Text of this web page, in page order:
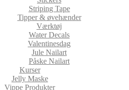
Striping Tape
Tipper & øvehænder
Værktøj
Water Decals
Valentinesdag
Jule Nailart
Påske Nailart
Kurser
Jelly Maske
Vippe Produkter